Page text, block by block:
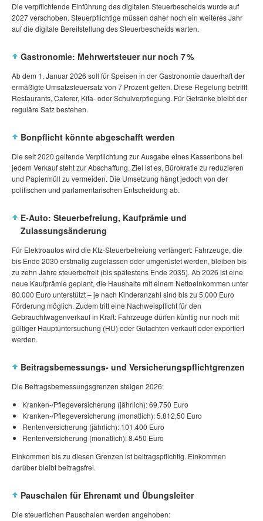
Die verpflichtende Einführung des digitalen Steuerbescheids wurde auf
2027 verschoben. Steuerpflichtige müssen daher noch ein weiteres Jahr
auf die digitale Bereitstellung des Steuerbescheids warten.
Gastronomie: Mehrwertsteuer nur noch 7 %
Ab dem 1. Januar 2026 soll für Speisen in der Gastronomie dauerhaft der
ermäßigte Umsatzsteuersatz von 7 Prozent gelten. Diese Regelung betrifft
Restaurants, Caterer, Kita‑ oder Schulverpflegung. Für Getränke bleibt der
reguläre Satz bestehen.
Bonpflicht könnte abgeschafft werden
Die seit 2020 geltende Verpflichtung zur Ausgabe eines Kassenbons bei
jedem Verkauf steht zur Abschaffung. Ziel ist es, Bürokratie zu reduzieren
und Papiermüll zu vermeiden. Die Umsetzung hängt jedoch von der
politischen und parlamentarischen Entscheidung ab.
E‑Auto: Steuerbefreiung, Kaufprämie und
Zulassungsänderung
Für Elektroautos wird die Kfz‑Steuerbefreiung verlängert: Fahrzeuge, die
bis Ende 2030 erstmalig zugelassen oder umgerüstet werden, bleiben bis
zu zehn Jahre steuerbefreit (bis spätestens Ende 2035). Ab 2026 ist eine
neue Kaufprämie geplant, die Haushalte mit einem Nettoeinkommen unter
80.000 Euro unterstützt – je nach Kinderanzahl sind bis zu 5.000 Euro
Förderung möglich. Zudem tritt eine Nachweispflicht für den
Gebrauchtwagenverkauf in Kraft: Fahrzeuge dürfen künftig nur noch mit
gültiger Hauptuntersuchung (HU) oder Gutachten verkauft oder exportiert
werden.
Beitragsbemessungs‑ und Versicherungspflichtgrenzen
Die Beitragsbemessungsgrenzen steigen 2026:
Kranken‑/Pflegeversicherung (jährlich): 69.750 Euro
Kranken‑/Pflegeversicherung (monatlich): 5.812,50 Euro
Rentenversicherung (jährlich): 101.400 Euro
Rentenversicherung (monatlich): 8.450 Euro
Einkommen bis zu diesen Grenzen ist beitragspflichtig. Einkommen
darüber bleibt beitragsfrei.
Pauschalen für Ehrenamt und Übungsleiter
Die steuerlichen Pauschalen werden angehoben: